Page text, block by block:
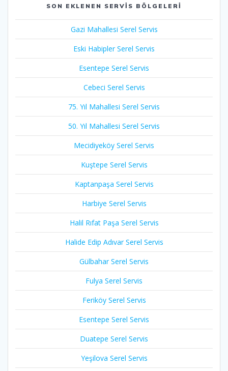
SON EKLENEN SERVIS BÖLGELERI
Gazi Mahallesi Serel Servis
Eski Habipler Serel Servis
Esentepe Serel Servis
Cebeci Serel Servis
75. Yıl Mahallesi Serel Servis
50. Yıl Mahallesi Serel Servis
Mecidiyeköy Serel Servis
Kuştepe Serel Servis
Kaptanpaşa Serel Servis
Harbiye Serel Servis
Halil Rıfat Paşa Serel Servis
Halide Edip Adıvar Serel Servis
Gülbahar Serel Servis
Fulya Serel Servis
Feriköy Serel Servis
Esentepe Serel Servis
Duatepe Serel Servis
Yeşilova Serel Servis